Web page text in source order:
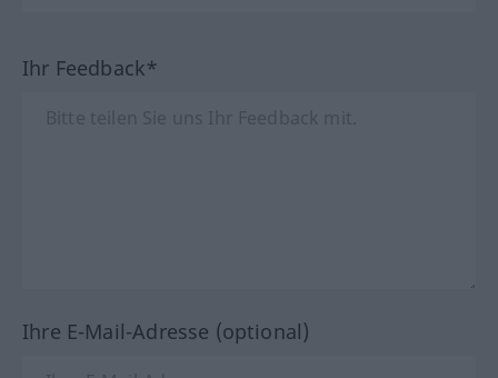
Ihr Feedback*
Ihre E-Mail-Adresse (optional)